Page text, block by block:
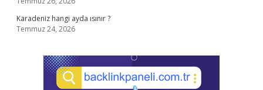
Karadeniz hangi ayda ısınır ?
Temmuz 24, 2026